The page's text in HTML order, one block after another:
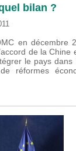
bilan ?
en décembre
de la Chine
le pays dans
réformes